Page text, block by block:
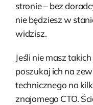
stronie – bez
nie będziesz w
widzisz.
Jeśli nie masz
poszukaj ich na
technicznego na
znajomego CTO.